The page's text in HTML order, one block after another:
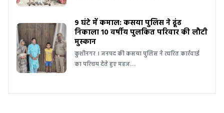
9 घंटे में कमाल: कसया पुलिस ने ढूंढ
निकाला 10 वर्षीय पुलकित परिवार की लौटी
मुस्कान
कुशीनगर । जनपद की कसया पुलिस ने त्वरित कार्रवाई
का परिचय देते हुए महज…